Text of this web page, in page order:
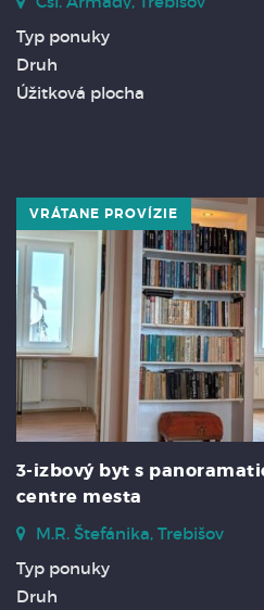
Typ ponuky
Druh
Úžitková plocha
VRÁTANE PROVÍZIE
3-izbový byt s
centre mesta
M.R. Štefánika, Trebišov
Typ ponuky
Druh